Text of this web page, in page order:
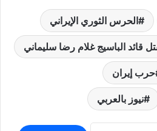
الحرس الثوري الإيراني
قائد الباسيج غلام رضا سليماني
حرب إيران
نيوز بالعربي